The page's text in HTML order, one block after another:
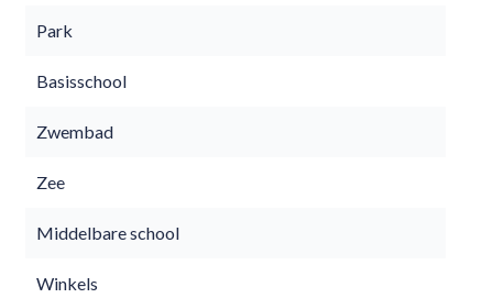
Park
Basisschool
Zwembad
Zee
Middelbare school
Winkels